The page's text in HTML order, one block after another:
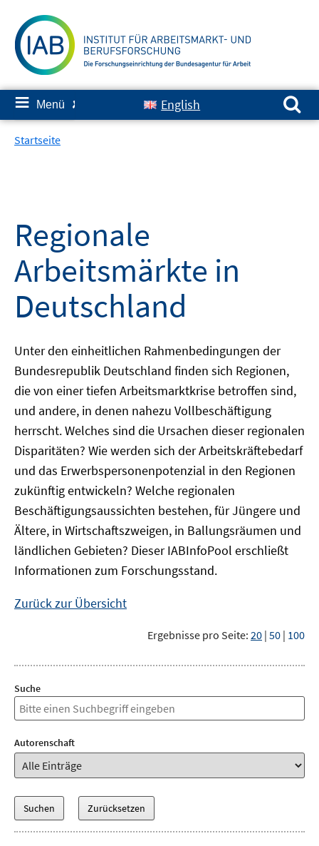
zum
Inhalt
≡ Menü ✘ English
Suchen nach:
Startseite
Regionale
Arbeitsmärkte in
Deutschland
Unter den einheitlichen Rahmenbedingungen der
Bundesrepublik Deutschland finden sich Regionen,
die von einer tiefen Arbeitsmarktkrise betroffen sind,
und andere, in denen nahezu Vollbeschäftigung
herrscht. Welches sind die Ursachen dieser regionalen
Disparitäten? Wie werden sich der Arbeitskräftebedarf
und das Erwerbspersonenpotenzial in den Regionen
zukünftig entwickeln? Welche regionalen
Beschäftigungsaussichten bestehen, für Jüngere und
Ältere, in Wirtschaftszweigen, in Ballungsräumen und
ländlichen Gebieten? DieserIABInfoPool erschließt
Informationen zum Forschungsstand.
Zurück zur Übersicht
Ergebnisse pro Seite: 20 | 50 | 100
Suche
Autorenschaft